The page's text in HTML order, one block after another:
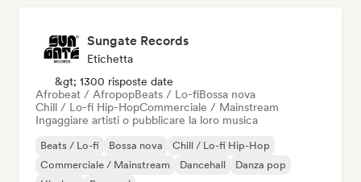
Sungate Records
Etichetta
&gt; 1300 risposte date
Afrobeat / AfropopBeats / Lo-fiBossa nova
Chill / Lo-fi Hip-HopCommerciale / Mainstream
Ingaggiare artisti o pubblicare la loro musica
Beats / Lo-fi Bossa nova
Chill / Lo-fi Hip-Hop
Commerciale / Mainstream
Dancehall
Danza pop